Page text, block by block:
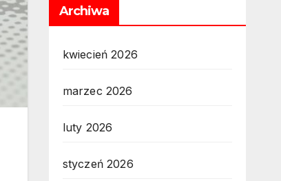
Archiwa
kwiecień 2026
marzec 2026
luty 2026
styczeń 2026